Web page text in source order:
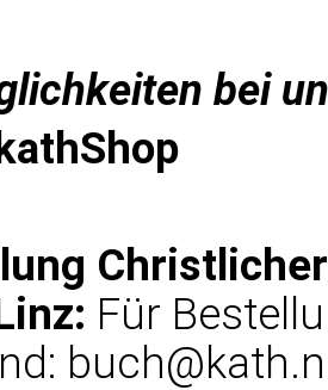
bei
kathShop
Für